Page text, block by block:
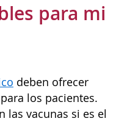
para mi
deben ofrecer
los pacientes.
las vacunas si es el